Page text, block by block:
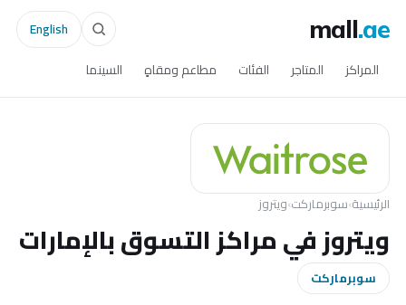
mall.ae
المراكز المتاجر الفئات مطاعم ومقاهٍ السينما
English
الرئيسية›سوبرماركت›ويتروز
ويتروز في مراكز التسوق بالإمارات
سوبرماركت